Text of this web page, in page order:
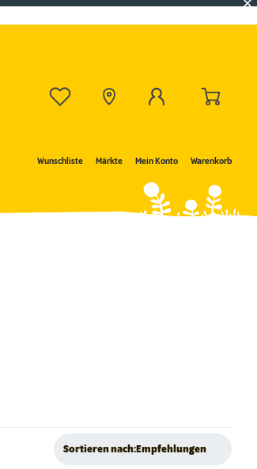
Wunschliste Märkte Mein Konto Warenkorb
Sortieren nach: Empfehlungen